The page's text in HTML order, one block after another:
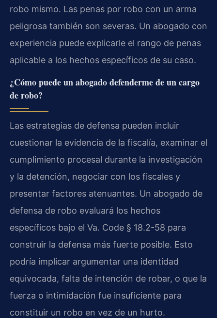
robo mismo. Las penas por robo con un arma
peligrosa también son severas. Un abogado con
experiencia puede explicarle el rango de penas
aplicable a los hechos específicos de su caso.
¿Cómo puede un abogado defenderme de un cargo
de robo?
Las estrategias de defensa pueden incluir
cuestionar la evidencia de la fiscalía, examinar el
cumplimiento procesal durante la investigación
y la detención, negociar con los fiscales y
presentar factores atenuantes. Un abogado de
defensa de robo evaluará los hechos
específicos bajo el Va. Code § 18.2-58 para
construir la defensa más fuerte posible. Esto
podría implicar argumentar una identidad
equivocada, falta de intención de robar, o que la
fuerza o intimidación fue insuficiente para
constituir un robo en vez de un hurto.